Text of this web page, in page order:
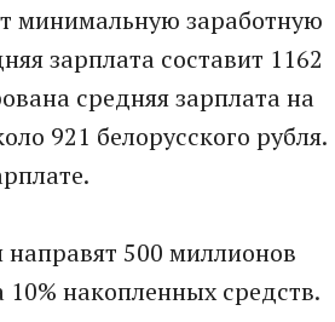
минимальную заработную
зарплата составит 1162
средняя зарплата на
921 белорусского рубля.
500 миллионов
накопленных средств.